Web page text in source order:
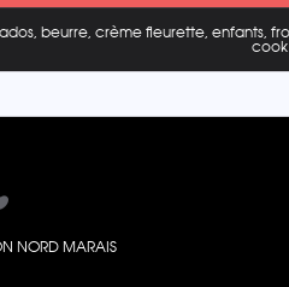
ados, beurre, crème fleurette, enfants,
cook
NORD MARAIS